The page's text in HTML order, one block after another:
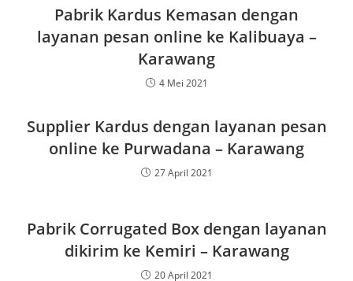
Pabrik Kardus Kemasan dengan
layanan pesan online ke Kalibuaya –
Karawang
4 Mei 2021
Supplier Kardus dengan layanan pesan
online ke Purwadana – Karawang
27 April 2021
Pabrik Corrugated Box dengan layanan
dikirim ke Kemiri – Karawang
20 April 2021